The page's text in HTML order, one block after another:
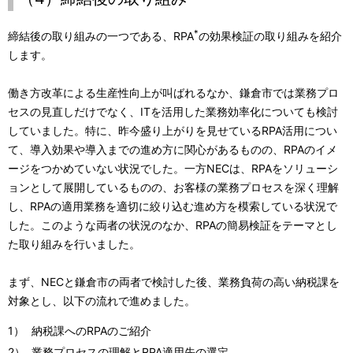
締結後の取り組みの一つである、RPA*の効果検証の取り組みを紹介
します。
働き方改革による生産性向上が叫ばれるなか、鎌倉市では業務プロ
セスの見直しだけでなく、ITを活用した業務効率化についても検討
していました。特に、昨今盛り上がりを見せているRPA活用につい
て、導入効果や導入までの進め方に関心があるものの、RPAのイメ
ージをつかめていない状況でした。一方NECは、RPAをソリューシ
ョンとして展開しているものの、お客様の業務プロセスを深く理解
し、RPAの適用業務を適切に絞り込む進め方を模索している状況で
した。このような両者の状況のなか、RPAの簡易検証をテーマとし
た取り組みを行いました。
まず、NECと鎌倉市の両者で検討した後、業務負荷の高い納税課を
対象とし、以下の流れで進めました。
1）
納税課へのRPAのご紹介